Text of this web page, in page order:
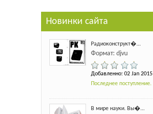
Новинки сайта
Радиоконструкт�...
Формат: djvu
Добавленно: 02 Jan 2015
Последнее поступление.
В мире науки. Вы�...